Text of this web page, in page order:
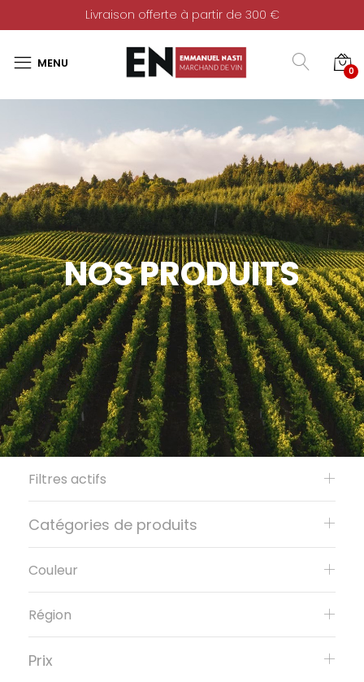
Livraison offerte à partir de 300 €
0
NOS PRODUITS
Filtres actifs
Catégories de produits
Couleur
Région
Prix